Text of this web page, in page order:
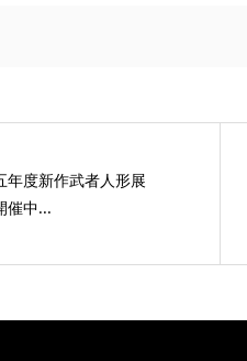
年度新作武者人形展
催中...